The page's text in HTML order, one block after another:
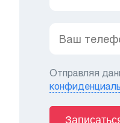
Отправляя